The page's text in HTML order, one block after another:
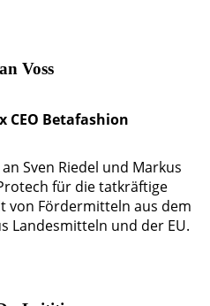
Voss
CEO Betafashion
Sven Riedel und Markus
für die tatkräftige
von Fördermitteln aus dem
Landesmitteln und der EU.